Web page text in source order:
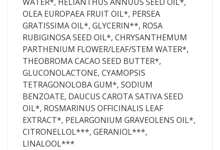
WATER*, HELIANTHUS ANNUUS SEED OIL*,
OLEA EUROPAEA FRUIT OIL*, PERSEA
GRATISSIMA OIL*, GLYCERIN**, ROSA
RUBIGINOSA SEED OIL*, CHRYSANTHEMUM
PARTHENIUM FLOWER/LEAF/STEM WATER*,
THEOBROMA CACAO SEED BUTTER*,
GLUCONOLACTONE, CYAMOPSIS
TETRAGONOLOBA GUM*, SODIUM
BENZOATE, DAUCUS CAROTA SATIVA SEED
OIL*, ROSMARINUS OFFICINALIS LEAF
EXTRACT*, PELARGONIUM GRAVEOLENS OIL*,
CITRONELLOL***, GERANIOL***,
LINALOOL***